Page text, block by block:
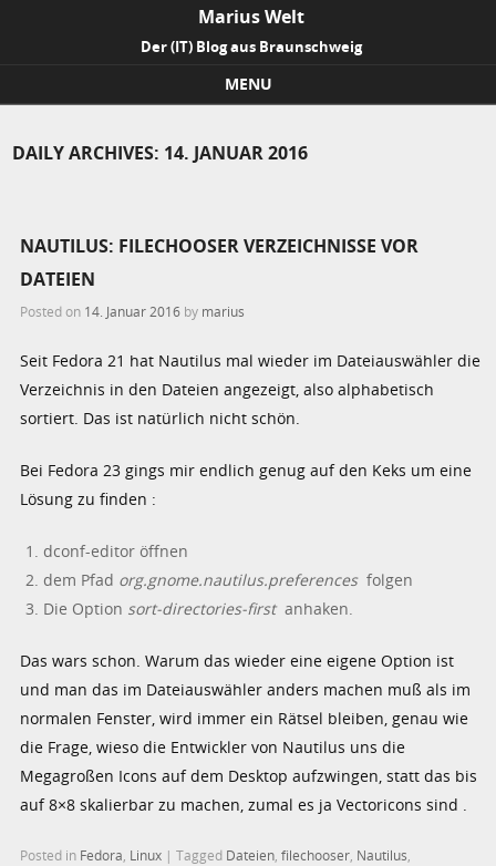
Marius Welt
Der (IT) Blog aus Braunschweig
MENU
DAILY ARCHIVES: 14. JANUAR 2016
NAUTILUS: FILECHOOSER VERZEICHNISSE VOR
DATEIEN
Posted on 14. Januar 2016 by marius
Seit Fedora 21 hat Nautilus mal wieder im Dateiauswähler die
Verzeichnis in den Dateien angezeigt, also alphabetisch
sortiert. Das ist natürlich nicht schön.
Bei Fedora 23 gings mir endlich genug auf den Keks um eine
Lösung zu finden :
dconf-editor öffnen
dem Pfad org.gnome.nautilus.preferencesfolgen
Die Option sort-directories-firstanhaken.
Das wars schon. Warum das wieder eine eigene Option ist
und man das im Dateiauswähler anders machen muß als im
normalen Fenster, wird immer ein Rätsel bleiben, genau wie
die Frage, wieso die Entwickler von Nautilus uns die
Megagroßen Icons auf dem Desktop aufzwingen, statt das bis
auf 8×8 skalierbar zu machen, zumal es ja Vectoricons sind .
Posted in Fedora Linux |Tagged Dateien ,filechooser Nautilus